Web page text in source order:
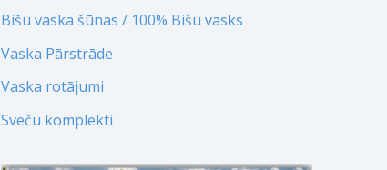
Bišu vaska šūnas / 100% Bišu vasks
Vaska Pārstrāde
Vaska rotājumi
Sveču komplekti